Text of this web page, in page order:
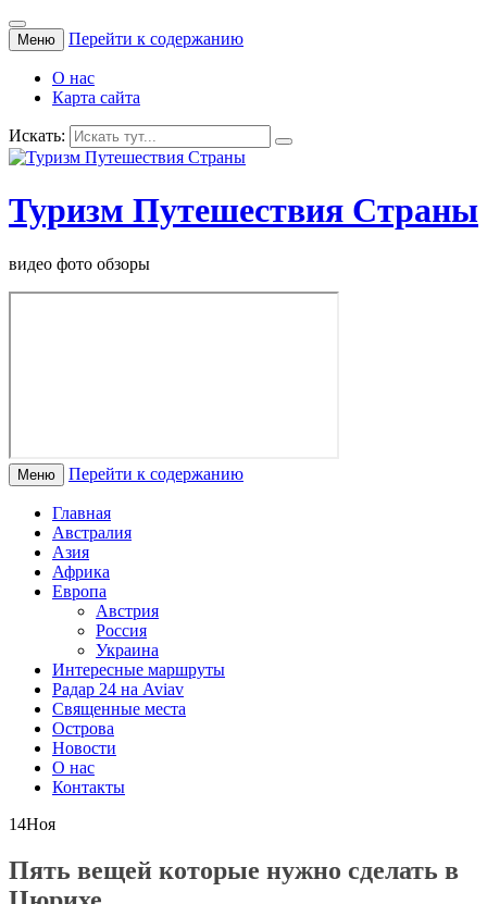
Меню Перейти к содержанию
О нас
Карта сайта
Искать:
Туризм Путешествия Страны
видео фото обзоры
Меню Перейти к содержанию
Главная
Австралия
Азия
Африка
Европа
Австрия
Россия
Украина
Интересные маршруты
Радар 24 на Aviav
Священные места
Острова
Новости
О нас
Контакты
14Ноя
Пять вещей которые нужно сделать в